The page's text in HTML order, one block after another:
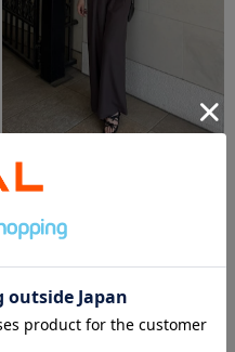
163cm / 骨格ストレート